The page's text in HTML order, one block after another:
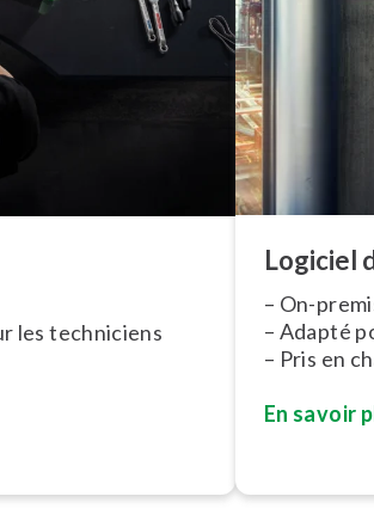
les techniciens
Logiciel
– On-
– Adapté
– Pris en
En savoir